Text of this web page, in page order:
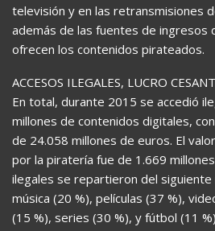
televisión y en las retransmisiones
además de las fuentes de ingresos
ofrecen los contenidos pirateados.
ACCESOS ILEGALES, LUCRO
En total, durante 2015 se accedió
millones de contenidos digitales,
de 24.058 millones de euros. El
por la piratería fue de 1.669
ilegales se repartieron del
música (20 %), películas (37 %),
(15 %), series (30 %), y fútbol (11